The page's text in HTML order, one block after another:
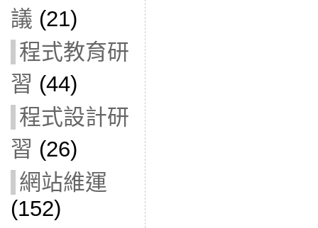
議 (21)
程式教育研
習 (44)
程式設計研
習 (26)
網站維運
(152)